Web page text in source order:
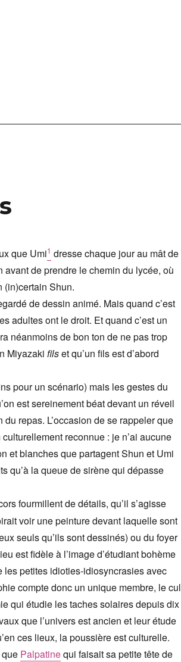
que Umi1 dresse chaque jour au mât de
de prendre le chemin du lycée, où
Shun.
de dessin animé. Mais quand c’est
adultes ont le droit. Et quand c’est un
néanmoins de bon ton de ne pas trop
Miyazaki filset qu’un fils est d’abord
pour un scénario) mais les gestes du
est sereinement béat devant un réveil
repas. L’occasion de se rappeler que
reconnue : je n’ai aucune
et blanches que partagent Shun et Umi
qu’à la queue de sirène qui dépasse
fourmillent de détails, qu’il s’agisse
voir une peinture devant laquelle sont
seuls qu’ils sont dessinés) ou du foyer
est fidèle à l’image d’étudiant bohème
petites idioties-idiosyncrasies avec
compte donc un unique membre, le cul
qui étudie les taches solaires depuis dix
que l’univers est ancien et leur étude
ces lieux, la poussière est culturelle.
Palpatinequi faisait sa petite tête de